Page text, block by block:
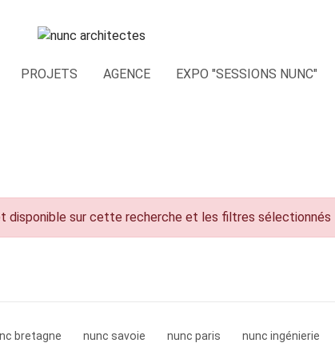
PROJETS AGENCE EXPO "SESSIONS NUNC"
disponible sur cette recherche et les filtres sélectionnés
bretagne nunc savoie nunc paris
nunc ingénierie